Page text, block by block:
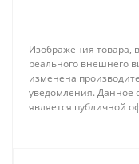
Изображения товара,
реального внешнего
изменена
уведомления. Данное
является публичной